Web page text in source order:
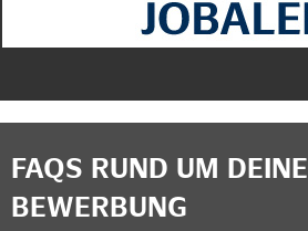
FAQS RUND UM DEINE
BEWERBUNG